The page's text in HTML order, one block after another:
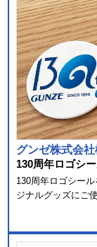
グンゼ株式会
130周年ロゴシ
130周年ロゴシー
ジナルグッズにご